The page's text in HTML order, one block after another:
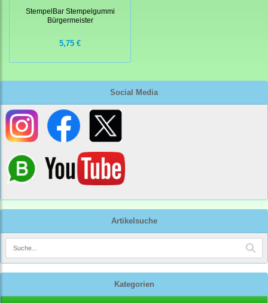
Social Media
Artikelsuche
Kategorien
StempelBar Stempelgummi
Bürgermeister
5,75 €